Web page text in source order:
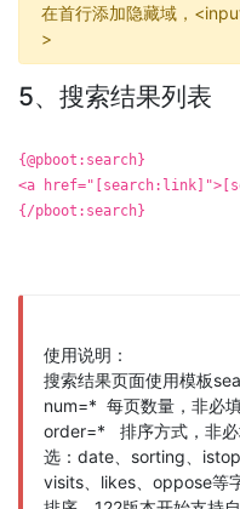
在首行添加隐藏域，
>
5、搜索结果列表
{@pboot:search}
<a
{/pboot:search}
使用说明：
搜索结果页面使用模板
num=* 每页数量，非必
order=* 排序方式，非必
选：date、sorting、
visits、likes、oppose等